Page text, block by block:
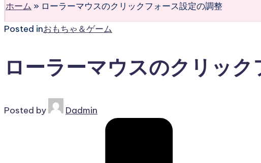
ホーム » ローラーマウスのクリックフォース設定の調整
Posted inおもちゃ＆ゲーム
ローラーマウスのクリッ
Posted by Dadmin